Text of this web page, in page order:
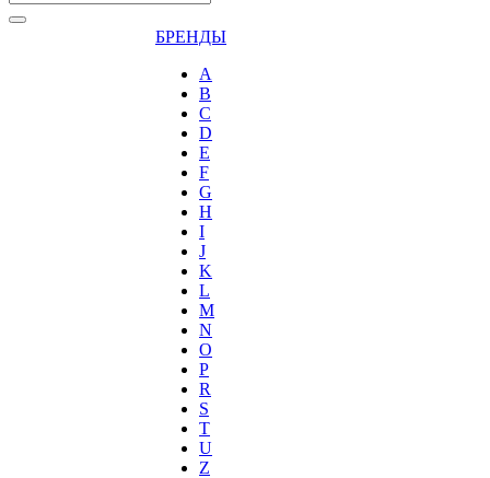
БРЕНДЫ
A
B
C
D
E
F
G
H
I
J
K
L
M
N
O
P
R
S
T
U
Z